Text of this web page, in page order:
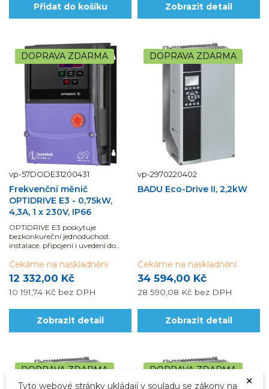
Přidat do košíku Zobrazit detail
DOPRAVA ZDARMA
vp-57DODE31200431
Frekvenční měnič
OPTIDRIVE E3 - 0,75kW,
4,3A, 1 x 230V, IP66
OPTIDRIVE E3 poskytuje
bezkonkureční jednoduchost
instalace, připojení i uvedení do
lze profitovat z přesného řízení...
12 332,00 Kč
10 191,74 Kč bez DPH
Čekáme na naskladnění
Zobrazit detail
DOPRAVA ZDARMA
vp-2970220402
BADU Eco-Drive II, 2,2kW
34 594,00 Kč
28 590,08 Kč bez DPH
Čekáme na naskladnění
Zobrazit detail
DOPRAVA ZDARMA DOPRAVA ZDARMA
×
Tyto webové stránky ukládají v souladu se zákony na